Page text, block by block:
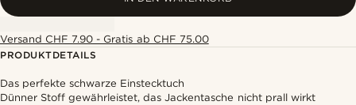
Versand CHF 7.90 - Gratis ab CHF 75.00
PRODUKTDETAILS
Das perfekte schwarze Einstecktuch
Dünner Stoff gewährleistet, das Jackentasche nicht prall wirkt